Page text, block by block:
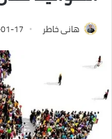
هانى خاطر 17